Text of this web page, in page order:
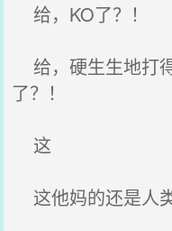
给，KO了？！
给，硬生生地打
了？！
这
这他妈的还是人